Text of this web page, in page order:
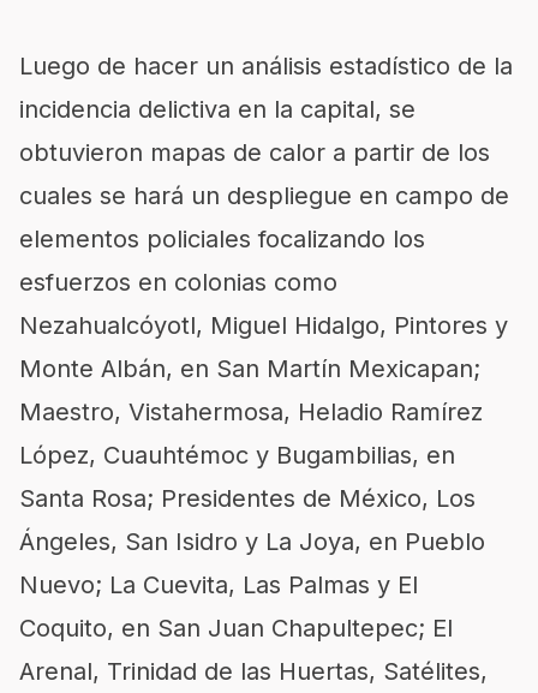
Luego de hacer un análisis estadístico de la
incidencia delictiva en la capital, se
obtuvieron mapas de calor a partir de los
cuales se hará un despliegue en campo de
elementos policiales focalizando los
esfuerzos en colonias como
Nezahualcóyotl, Miguel Hidalgo, Pintores y
Monte Albán, en San Martín Mexicapan;
Maestro, Vistahermosa, Heladio Ramírez
López, Cuauhtémoc y Bugambilias, en
Santa Rosa; Presidentes de México, Los
Ángeles, San Isidro y La Joya, en Pueblo
Nuevo; La Cuevita, Las Palmas y El
Coquito, en San Juan Chapultepec; El
Arenal, Trinidad de las Huertas, Satélites,